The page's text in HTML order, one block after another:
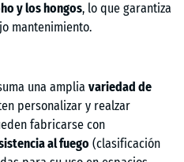
y los hongos, lo que garantiza
mantenimiento.
una amplia variedad de
personalizar y realzar
fabricarse con
al fuego (clasificación